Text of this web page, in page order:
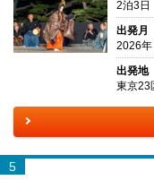
2泊3日
出発月
2026
出発地
東京23
5